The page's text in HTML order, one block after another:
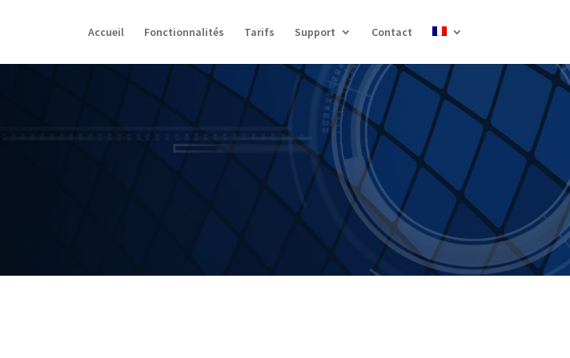
Accueil Fonctionnalités Tarifs Support Contact